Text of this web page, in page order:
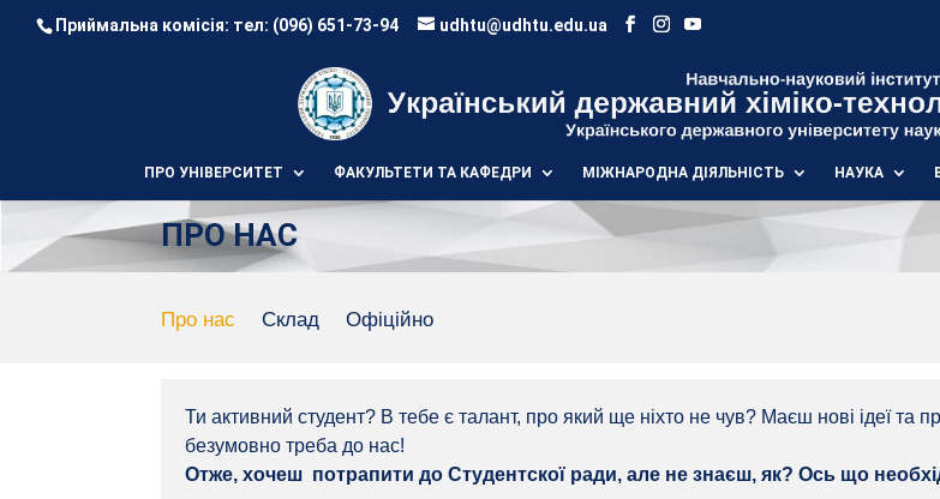
Приймальна комісія: тел: (096) 651-73-94 udhtu@udhtu.edu.ua
ПРО УНІВЕРСИТЕТ ФАКУЛЬТЕТИ ТА КАФЕДРИ МІЖНАРОДНА ДІЯЛЬНІСТЬ НАУКА
ПРО НАС
Про нас Склад Офіційно
Ти активний студент? В тебе є талант, про який ще ніхто не чув? Маєш нові ідеї та
безумовно треба до нас!
Отже, хочеш потрапити до Студентскої ради, але не знаєш, як? Ось що